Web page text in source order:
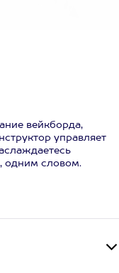
вейкборда,
управляет
одним словом.